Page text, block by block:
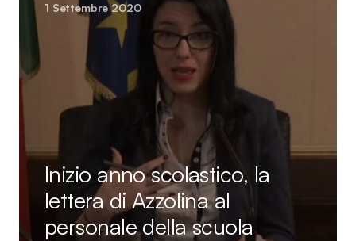
1 Settembre 2020
Inizio anno scolastico, la
lettera di Azzolina al
personale della scuola